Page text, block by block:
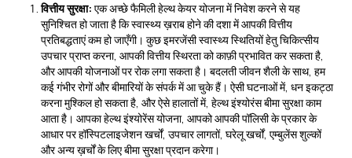
वित्तीय सुरक्षा: एक अच्छे फैमिली हेल्थ केयर योजना में निवेश करने से यह
सुनिश्चित हो जाता है कि स्वास्थ्य ख़राब होने की दशा में आपकी वित्तीय
प्रतिबद्धताएं कम हो जाएँगी। कुछ इमरजेंसी स्वास्थ्य स्थितियों हेतु चिकित्सीय
उपचार प्राप्त करना, आपकी वित्तीय स्थिरता को काफ़ी प्रभावित कर सकता है,
और आपकी योजनाओं पर रोक लगा सकता है। बदलती जीवन शैली के साथ, हम
कई गंभीर रोगों और बीमारियों के संपर्क में आ चुके हैं। ऐसी घटनाओं में, धन इकट्ठा
करना मुश्किल हो सकता है, और ऐसे हालातों में, हेल्थ इंश्योरंस बीमा सुरक्षा काम
आता है। आपका हेल्थ इंश्योरेंस योजना, आपको आपकी पॉलिसी के प्रकार के
आधार पर हॉस्पिटलाइजेशन खर्चों, उपचार लागतों, घरेलू खर्चों, एम्बुलेंस शुल्कों
और अन्य ख़र्चों के लिए बीमा सुरक्षा प्रदान करेगा।